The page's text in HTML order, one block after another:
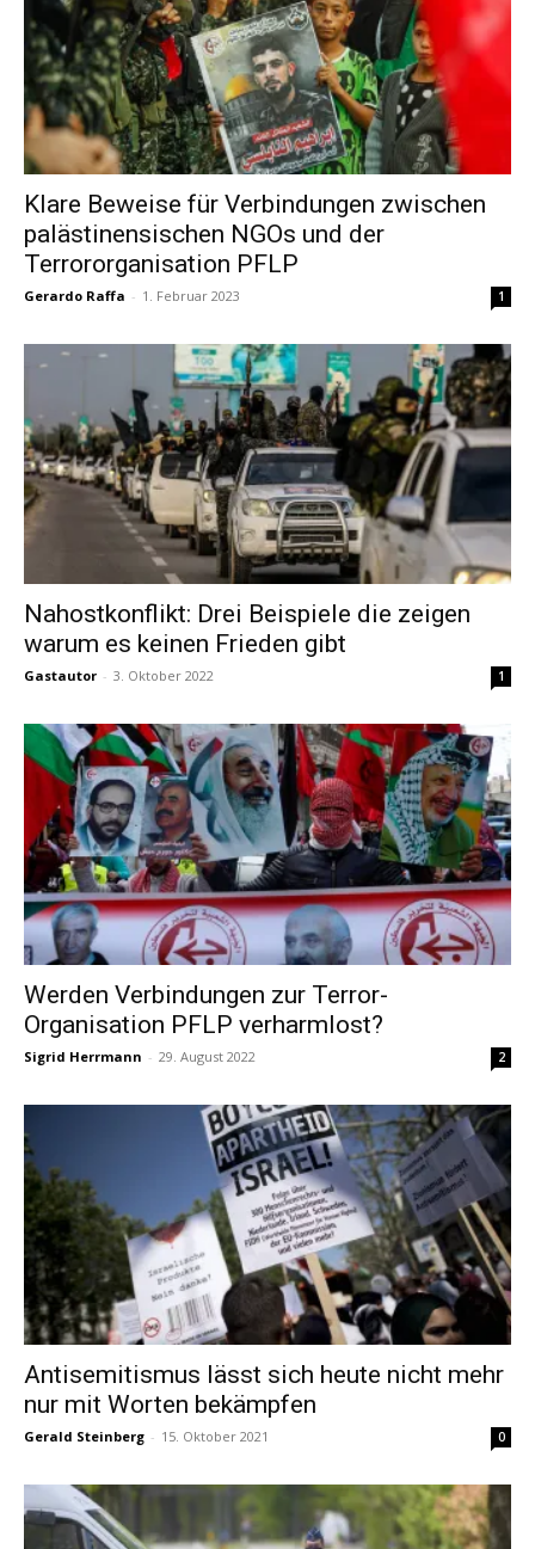
Klare Beweise für Verbindungen zwischen
palästinensischen NGOs und der
Terrororganisation PFLP
Gerardo Raffa - 1. Februar 2023 1
Nahostkonflikt: Drei Beispiele die zeigen
warum es keinen Frieden gibt
Gastautor - 3. Oktober 2022 1
Werden Verbindungen zur Terror-
Organisation PFLP verharmlost?
Sigrid Herrmann - 29. August 2022 2
Antisemitismus lässt sich heute nicht mehr
nur mit Worten bekämpfen
Gerald Steinberg - 15. Oktober 2021 0